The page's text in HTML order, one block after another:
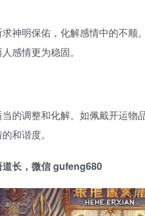
神明保佑，化解感情中的不
感情更为稳固。
的调整和化解。如佩戴开运
和谐度。
长，微信 gufeng680